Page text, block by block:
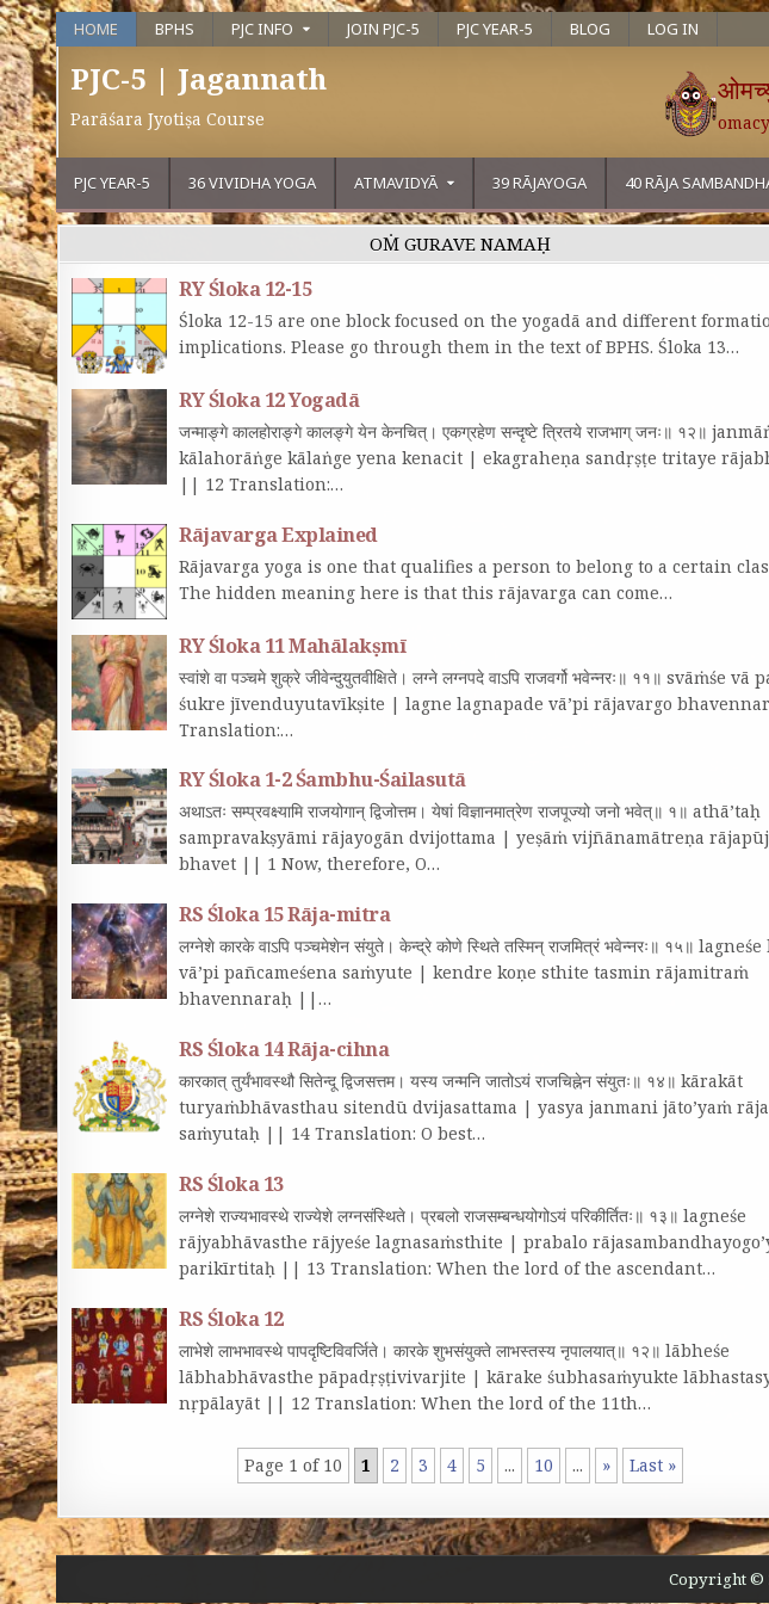
HOME BPHS PJC INFO JOIN PJC-5 PJC YEAR-5 BLOG LOG IN
PJC-5 | Jagannath
Parāśara Jyotiṣa Course
PJC YEAR-5 36 VIVIDHA YOGA ATMAVIDYĀ 39 RĀJAYOGA 40 RĀJA
OṀ GURAVE NAMAḤ
RY Śloka 12-15
Śloka 12-15 are one block focused on the yogadā and different
implications. Please go through them in the text of BPHS. Śloka 13…
RY Śloka 12 Yogadā
जन्माङ्गे कालहोराङ्गे कालङ्गे येन केनचित्‌। एकग्रहेण सन्दृष्टे त्रितये राजभाग्‌ जनः॥ १२॥
kālahorāṅge kālaṅge yena kenacit | ekagraheṇa sandṛṣṭe tritaye
|| 12 Translation:…
Rājavarga Explained
Rājavarga yoga is one that qualifies a person to belong to a certain
The hidden meaning here is that this rājavarga can come…
RY Śloka 11 Mahālakṣmī
स्वांशे वा पञ्चमे शुक्रे जीवेन्दुयुतवीक्षिते। लग्ने लग्नपदे वाऽपि राजवर्गो भवेन्नरः॥ ११॥ svāṁśe vā
śukre jīvenduyutavīkṣite | lagne lagnapade vā’pi rājavargo
Translation:…
RY Śloka 1-2 Śambhu-Śailasutā
अथाऽतः सम्प्रवक्ष्यामि राजयोगान्‌ द्विजोत्तम। येषां विज्ञानमात्रेण राजपूज्यो जनो भवेत्‌॥ १॥ athā’taḥ
sampravakṣyāmi rājayogān dvijottama | yeṣāṁ vijñānamātreṇa
bhavet || 1 Now, therefore, O…
RS Śloka 15 Rāja-mitra
लग्नेशे कारके वाऽपि पञ्चमेशेन संयुते। केन्द्रे कोणे स्थिते तस्मिन्‌ राजमित्रं भवेन्नरः॥ १५॥
vā’pi pañcameśena saṁyute | kendre koṇe sthite tasmin rājamitraṁ
bhavennaraḥ ||…
RS Śloka 14 Rāja-cihna
कारकात्‌ तुर्यंभावस्थौ सितेन्दू द्विजसत्तम। यस्य जन्मनि जातोऽयं राजचिह्नेन संयुतः॥ १४॥ kārakāt
turyaṁbhāvasthau sitendū dvijasattama | yasya janmani jāto’yaṁ
saṁyutaḥ || 14 Translation: O best…
RS Śloka 13
लग्नेशे राज्यभावस्थे राज्येशे लग्नसंस्थिते। प्रबलो राजसम्बन्धयोगोऽयं परिकीर्तितः॥ १३॥ lagneśe
rājyabhāvasthe rājyeśe lagnasaṁsthite | prabalo
parikīrtitaḥ || 13 Translation: When the lord of the ascendant…
RS Śloka 12
लाभेशे लाभभावस्थे पापदृष्टिविवर्जिते। कारके शुभसंयुक्ते लाभस्तस्य नृपालयात्‌॥ १२॥ lābheśe
lābhabhāvasthe pāpadṛṣṭivivarjite | kārake śubhasaṁyukte
nṛpālayāt || 12 Translation: When the lord of the 11th…
Page 1 of 10 1 2 3 4 5 ... 10 ... » Last »
Copyright ©